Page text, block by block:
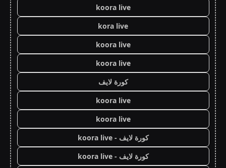
koora live
kora live
koora live
koora live
كورة لايف
koora live
koora live
كورة لايف - koora live
كورة لايف - koora live